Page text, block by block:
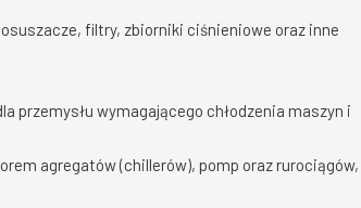
filtry, zbiorniki ciśnieniowe oraz inne
przemysłu wymagającego chłodzenia maszyn i
agregatów (chillerów), pomp oraz